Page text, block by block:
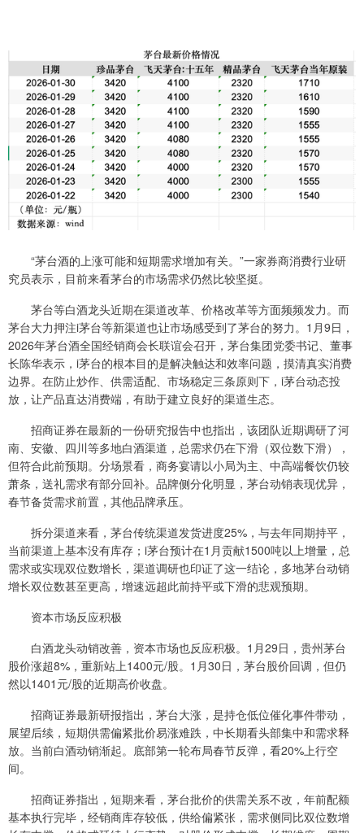
“茅台酒的上涨可能和短期需求增加有关。”一家券商消费行业研
究员表示，目前来看茅台的市场需求仍然比较坚挺。
茅台等白酒龙头近期在渠道改革、价格改革等方面频频发力。而
茅台大力押注i茅台等新渠道也让市场感受到了茅台的努力。1月9日，
2026年茅台酒全国经销商会长联谊会召开，茅台集团党委书记、董事
长陈华表示，i茅台的根本目的是解决触达和效率问题，摸清真实消费
边界。在防止炒作、供需适配、市场稳定三条原则下，i茅台动态投
放，让产品直达消费端，有助于建立良好的渠道生态。
招商证券在最新的一份研究报告中也指出，该团队近期调研了河
南、安徽、四川等多地白酒渠道，总需求仍在下滑（双位数下滑），
但符合此前预期。分场景看，商务宴请以小局为主、中高端餐饮仍较
萧条，送礼需求有部分回补。品牌侧分化明显，茅台动销表现优异，
春节备货需求前置，其他品牌承压。
拆分渠道来看，茅台传统渠道发货进度25%，与去年同期持平，
当前渠道上基本没有库存；i茅台预计在1月贡献1500吨以上增量，总
需求或实现双位数增长，渠道调研也印证了这一结论，多地茅台动销
增长双位数甚至更高，增速远超此前持平或下滑的悲观预期。
资本市场反应积极
白酒龙头动销改善，资本市场也反应积极。1月29日，贵州茅台
股价涨超8%，重新站上1400元/股。1月30日，茅台股价回调，但仍
然以1401元/股的近期高价收盘。
招商证券最新研报指出，茅台大涨，是持仓低位催化事件带动，
展望后续，短期供需偏紧批价易涨难跌，中长期看头部集中和需求释
放。当前白酒动销渐起。底部第一轮布局春节反弹，看20%上行空
间。
招商证券指出，短期来看，茅台批价的供需关系不改，年前配额
基本执行完毕，经销商库存较低，供给偏紧张，需求侧同比双位数增